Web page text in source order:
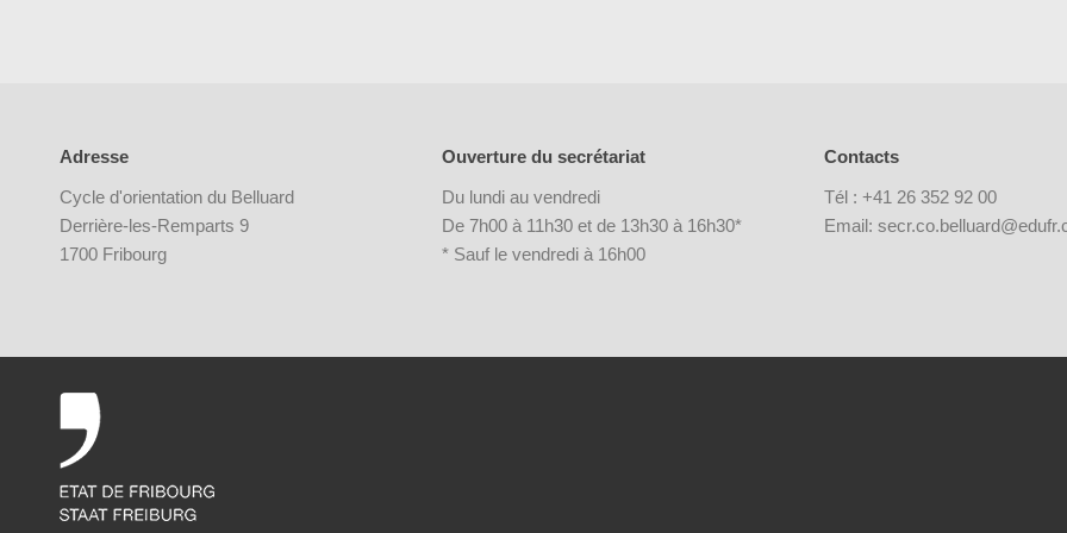
Adresse
Cycle d'orientation du Belluard
Derrière-les-Remparts 9
1700 Fribourg
Ouverture du secrétariat
Du lundi au vendredi
De 7h00 à 11h30 et de 13h30 à 16h30*
* Sauf le vendredi à 16h00
Contacts
Tél : +41 26 352 92 00
Email: